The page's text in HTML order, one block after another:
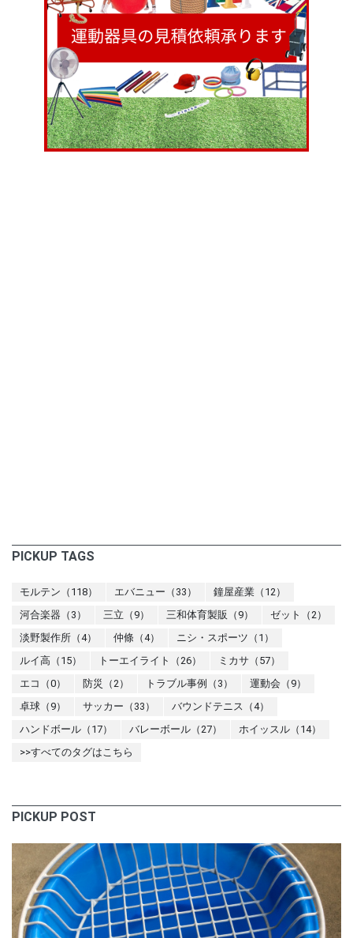
PICKUP TAGS
モルテン（118） エバニュー（33）
鐘屋産業（12）
河合楽器（3）
三立（9） 三和体育製販（9）
ゼット（2）
淡野製作所（4）
仲條（4）
ニシ・スポーツ（1）
ルイ高（15）
トーエイライト（26）
ミカサ（57）
エコ（0）
防災（2） トラブル事例（3）
運動会（9）
卓球（9）
サッカー（33）
バウンドテニス（4）
ハンドボール（17）
バレーボール（27）
ホイッスル（14）
>>すべてのタグはこちら
PICKUP POST